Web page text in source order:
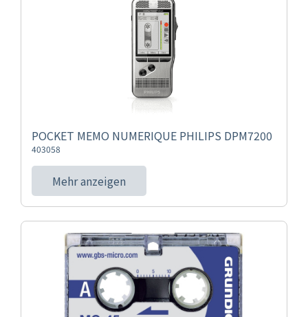
POCKET MEMO NUMERIQUE PHILIPS DPM7200
403058
Mehr anzeigen